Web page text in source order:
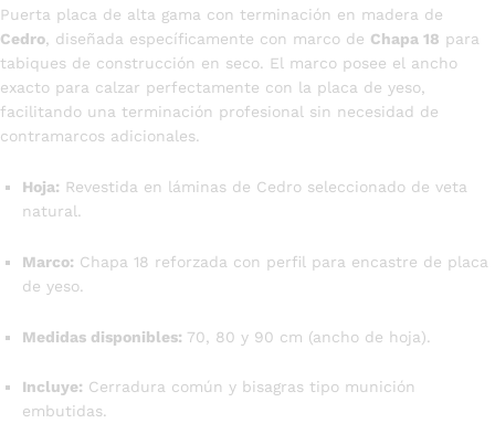
Puerta placa de alta gama con terminación en madera de
Cedro, diseñada específicamente con marco de Chapa 18 para
tabiques de construcción en seco. El marco posee el ancho
exacto para calzar perfectamente con la placa de yeso,
facilitando una terminación profesional sin necesidad de
contramarcos adicionales.
Hoja: Revestida en láminas de Cedro seleccionado de veta
natural.
Marco: Chapa 18 reforzada con perfil para encastre de placa
de yeso.
Medidas disponibles: 70, 80 y 90 cm (ancho de hoja).
Incluye: Cerradura común y bisagras tipo munición
embutidas.